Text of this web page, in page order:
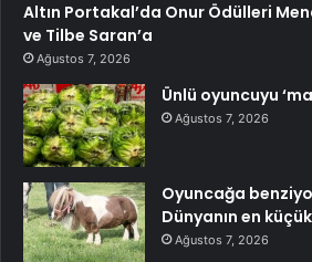
Altın Portakal’da Onur Ödülleri
ve Tilbe Saran’a
Ağustos 7, 2026
Ünlü oyuncuyu
Ağustos 7, 2026
Oyuncağa
Dünyanın en
Ağustos 7, 2026